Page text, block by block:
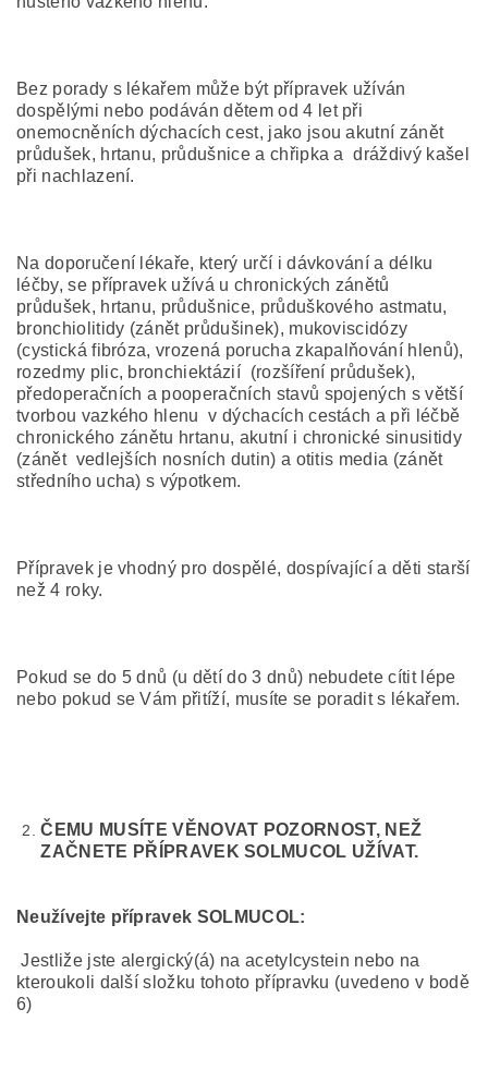
Bez porady s lékařem může být přípravek užíván
dospělými nebo podáván dětem od 4 let při
onemocněních dýchacích cest, jako jsou akutní zánět
průdušek, hrtanu, průdušnice a chřipka a dráždivý kašel
při nachlazení.
Na doporučení lékaře, který určí i dávkování a délku
léčby, se přípravek užívá u chronických zánětů
průdušek, hrtanu, průdušnice, průduškového astmatu,
bronchiolitidy (zánět průdušinek), mukoviscidózy
(cystická fibróza, vrozená porucha zkapalňování hlenů),
rozedmy plic, bronchiektázií (rozšíření průdušek),
předoperačních a pooperačních stavů spojených s větší
tvorbou vazkého hlenu v dýchacích cestách a při léčbě
chronického zánětu hrtanu, akutní i chronické sinusitidy
(zánět vedlejších nosních dutin) a otitis media (zánět
středního ucha) s výpotkem.
Přípravek je vhodný pro dospělé, dospívající a děti starší
než 4 roky.
Pokud se do 5 dnů (u dětí do 3 dnů) nebudete cítit lépe
nebo pokud se Vám přitíží, musíte se poradit s lékařem.
ČEMU MUSÍTE VĚNOVAT POZORNOST, NEŽ
ZAČNETE PŘÍPRAVEK SOLMUCOL UŽÍVAT.
Neužívejte přípravek SOLMUCOL:
Jestliže jste alergický(á) na acetylcystein nebo na
kteroukoli další složku tohoto přípravku (uvedeno v bodě
6)